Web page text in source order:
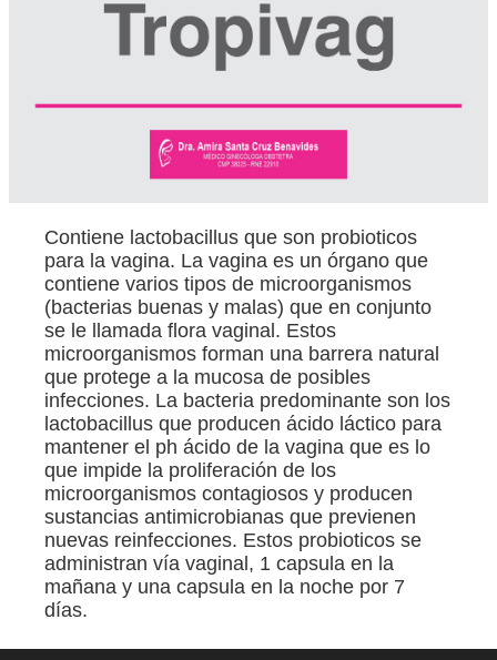
Inicio
Sobre mí
Ginecología
Ginecología con Laser
Cirugías
Obstetricia
Mastología
Prevencion Oncológica
Métodos Anticonceptivos
Contiene lactobacillus que son probioticos
para la vagina. La vagina es un órgano que
contiene varios tipos de microorganismos
(bacterias buenas y malas) que en conjunto
se le llamada flora vaginal. Estos
microorganismos forman una barrera natural
que protege a la mucosa de posibles
infecciones. La bacteria predominante son los
lactobacillus que producen ácido láctico para
mantener el ph ácido de la vagina que es lo
que impide la proliferación de los
microorganismos contagiosos y producen
sustancias antimicrobianas que previenen
nuevas reinfecciones. Estos probioticos se
administran vía vaginal, 1 capsula en la
mañana y una capsula en la noche por 7
días.